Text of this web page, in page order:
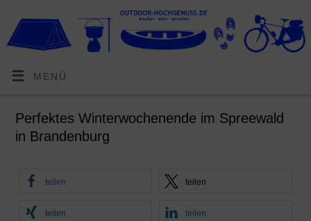
MENÜ
Perfektes Winterwochenende im Spreewald
in Brandenburg
teilen teilen
teilen teilen